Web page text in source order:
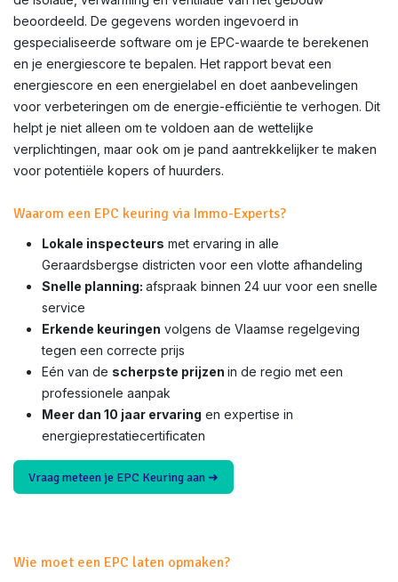
beoordeeld. De gegevens worden ingevoerd in
gespecialiseerde software om je EPC-waarde te berekenen
en je energiescore te bepalen. Het rapport bevat een
energiescore en een energielabel en doet aanbevelingen
voor verbeteringen om de energie-efficiëntie te verhogen. Dit
helpt je niet alleen om te voldoen aan de wettelijke
verplichtingen, maar ook om je pand aantrekkelijker te maken
voor potentiële kopers of huurders.
Waarom een EPC keuring via Immo-Experts?
Lokale inspecteurs met ervaring in alle
Geraardsbergse districten voor een vlotte afhandeling
Snelle planning: afspraak binnen 24 uur voor een snelle
service
Erkende keuringen volgens de Vlaamse regelgeving
tegen een correcte prijs
Eén van de scherpste prijzen in de regio met een
professionele aanpak
Meer dan 10 jaar ervaring en expertise in
energieprestatiecertificaten
Vraag meteen je EPC Keuring aan ➜
Wie moet een EPC laten opmaken?